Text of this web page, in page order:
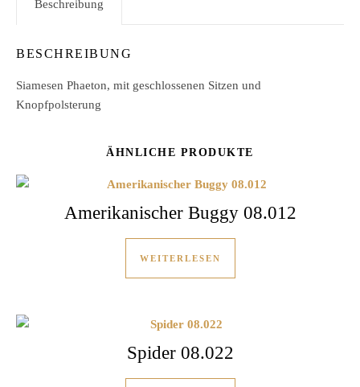
Beschreibung
BESCHREIBUNG
Siamesen Phaeton, mit geschlossenen Sitzen und
Knopfpolsterung
ÄHNLICHE PRODUKTE
Amerikanischer Buggy 08.012
WEITERLESEN
Spider 08.022